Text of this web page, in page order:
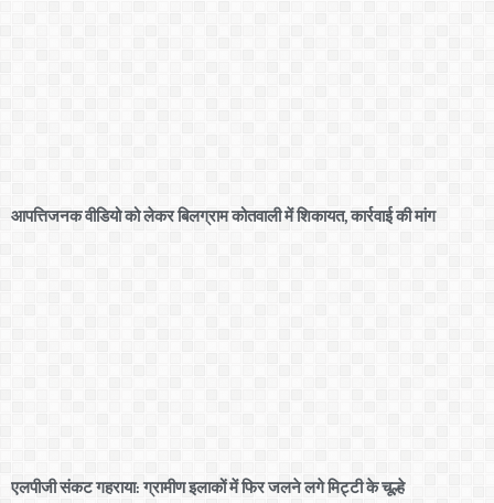
आपत्तिजनक वीडियो को लेकर बिलग्राम कोतवाली में शिकायत, कार्रवाई की मांग
एलपीजी संकट गहराया: ग्रामीण इलाकों में फिर जलने लगे मिट्टी के चूल्हे